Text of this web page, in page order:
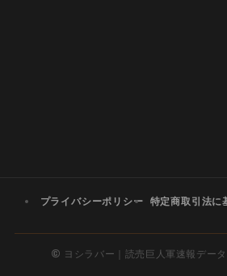
プライバシーポリシー 特定商取引法に
© ヨシラバー｜読売巨人軍速報デー